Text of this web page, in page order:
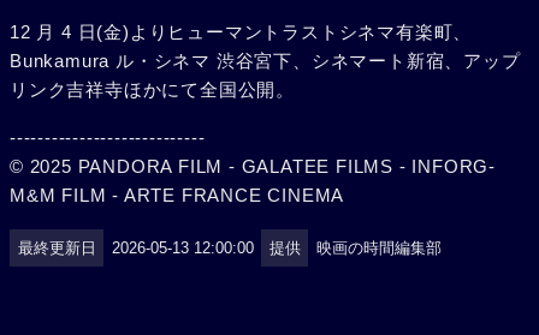
12 月 4 日(金)よりヒューマントラストシネマ有楽町、
Bunkamura ル・シネマ 渋谷宮下、シネマート新宿、アップ
リンク吉祥寺ほかにて全国公開。
----------------------------
© 2025 PANDORA FILM - GALATEE FILMS - INFORG-
M&M FILM - ARTE FRANCE CINEMA
最終更新日 2026-05-13 12:00:00 提供 映画の時間編集部